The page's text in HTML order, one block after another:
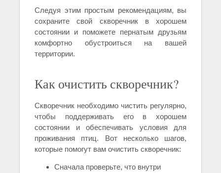
Следуя этим простым рекомендациям, вы
сохраните свой скворечник в хорошем
состоянии и поможете пернатым друзьям
комфортно обустроиться на вашей
территории.
Как очистить скворечник?
Скворечник необходимо чистить регулярно,
чтобы поддерживать его в хорошем
состоянии и обеспечивать условия для
проживания птиц. Вот несколько шагов,
которые помогут вам очистить скворечник:
Сначала проверьте, что внутри